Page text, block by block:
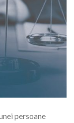
persoane